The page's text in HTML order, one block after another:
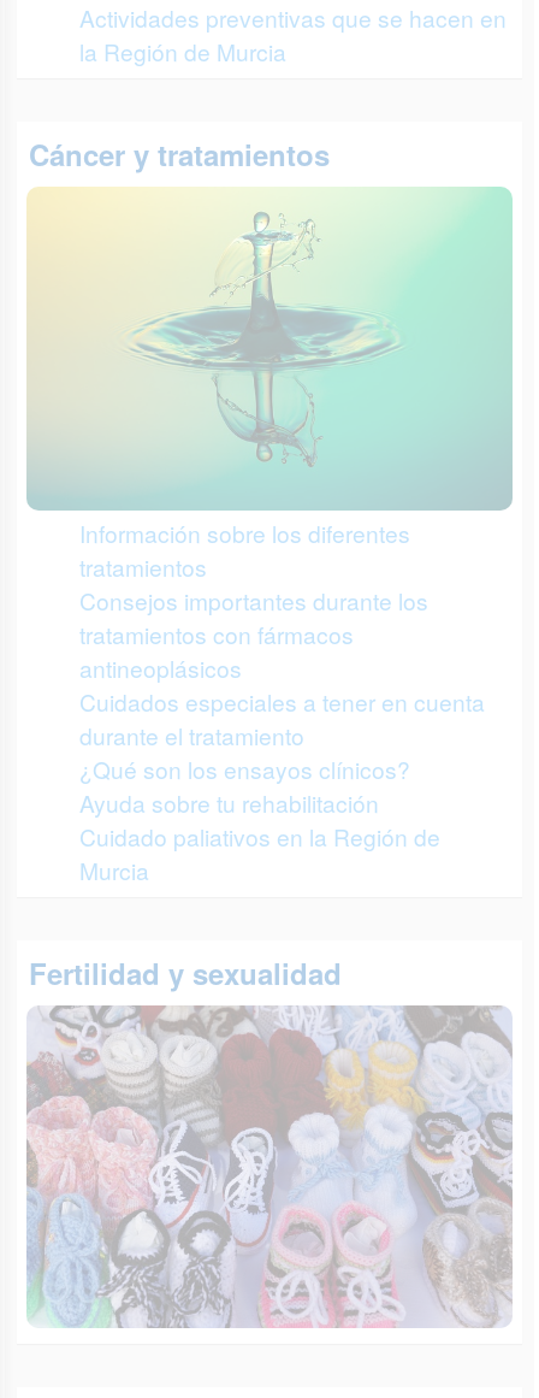
Actividades preventivas que se hacen en
la Región de Murcia
Cáncer y tratamientos
Información sobre los diferentes
tratamientos
Consejos importantes durante los
tratamientos con fármacos
antineoplásicos
Cuidados especiales a tener en cuenta
durante el tratamiento
¿Qué son los ensayos clínicos?
Ayuda sobre tu rehabilitación
Cuidado paliativos en la Región de
Murcia
Fertilidad y sexualidad